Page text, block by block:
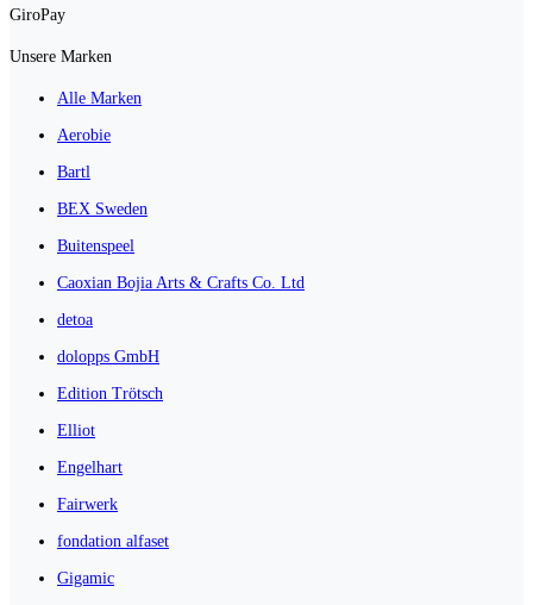
GiroPay
Unsere Marken
Alle Marken
Aerobie
Bartl
BEX Sweden
Buitenspeel
Caoxian Bojia Arts & Crafts Co. Ltd
detoa
dolopps GmbH
Edition Trötsch
Elliot
Engelhart
Fairwerk
fondation alfaset
Gigamic